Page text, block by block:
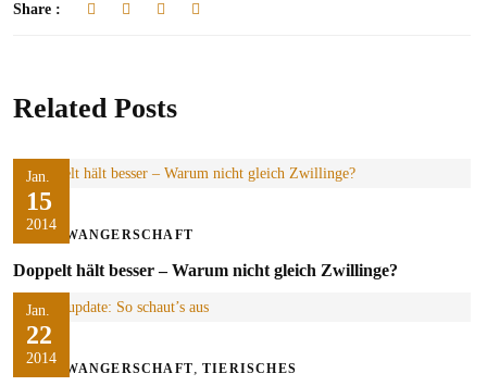
Share :
Related Posts
Jan.
15
2014
SCHWANGERSCHAFT
Doppelt hält besser – Warum nicht gleich Zwillinge?
Jan.
22
2014
SCHWANGERSCHAFT TIERISCHES